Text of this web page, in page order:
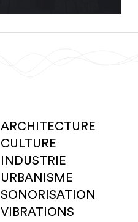
ARCHITECTURE
CULTURE
INDUSTRIE
URBANISME
SONORISATION
VIBRATIONS